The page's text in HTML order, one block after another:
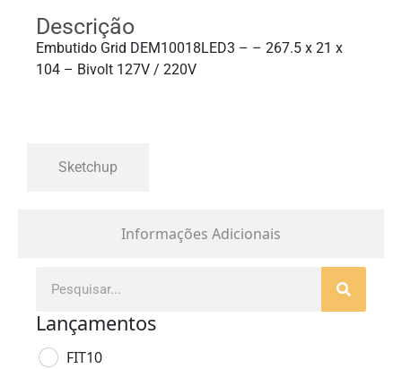
Informações Adicionais
Descrição
Embutido Grid DEM10018LED3 – – 267.5 x 21 x
104 – Bivolt 127V / 220V
Sketchup
Lançamentos
FIT10